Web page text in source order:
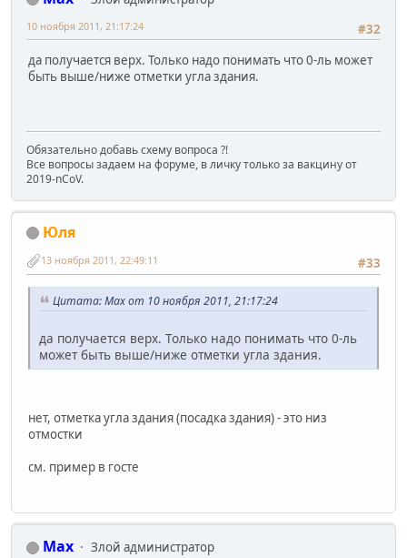
#32
10 ноября 2011, 21:17:24
да получается верх. Только надо понимать что 0-ль может
быть выше/ниже отметки угла здания.
Обязательно добавь схему вопроса ?!
Все вопросы задаем на форуме, в личку только за вакцину от
2019-nCoV.
Юля
#33
13 ноября 2011, 22:49:11
Цитата: Max от 10 ноября 2011, 21:17:24
да получается верх. Только надо понимать что 0-ль
может быть выше/ниже отметки угла здания.
нет, отметка угла здания (посадка здания) - это низ
отмостки
см. пример в госте
Max
Злой администратор